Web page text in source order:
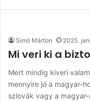
Simó Márton 2025.
Mi veri ki a
Mert mindig kiveri
mennyire jó a magyar-
szlovák vagy a